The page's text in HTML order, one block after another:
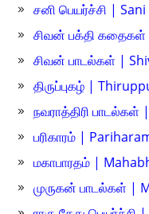
சனி பெயர்ச்சி |
சிவன் பக்தி கதைகள்
சிவன் பாடல்கள் |
திருப்புகழ் |
நவராத்திரி
பரிகாரம் |
மகாபாரதம் |
முருகன் பாடல்கள் |